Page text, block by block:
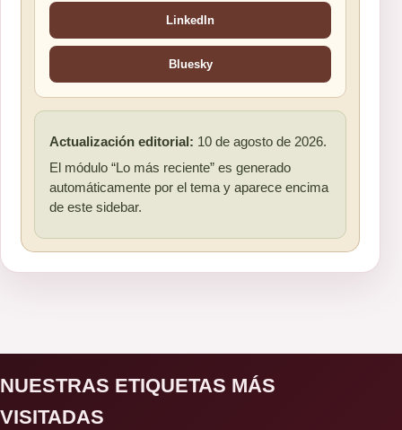
LinkedIn
Bluesky
Actualización editorial: 10 de agosto de 2026.
El módulo “Lo más reciente” es generado
automáticamente por el tema y aparece encima
de este sidebar.
NUESTRAS ETIQUETAS MÁS
VISITADAS